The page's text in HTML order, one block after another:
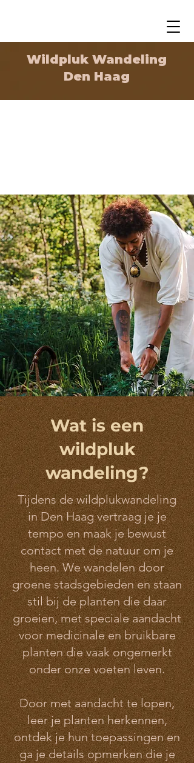
Wildpluk Wandeling
Den Haag
Wat is een
wildpluk
wandeling?
Tijdens de wildplukwandeling
in Den Haag vertraag je je
tempo en maak je bewust
contact met de natuur om je
heen. We wandelen door
groene stadsgebieden en staan
stil bij de planten die daar
groeien, met speciale aandacht
voor medicinale en bruikbare
planten die vaak ongemerkt
onder onze voeten leven.
Door met aandacht te lopen,
leer je planten herkennen,
ontdek je hun toepassingen en
ga je details opmerken die je